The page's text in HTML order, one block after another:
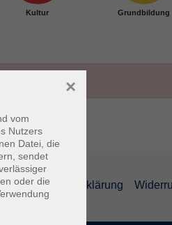
Kultur Grundbildung
vom
Nutzers
Datei, die
sendet
oder die
×